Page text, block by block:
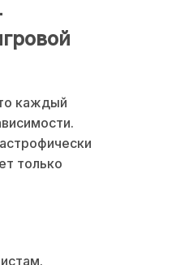
каждый
только